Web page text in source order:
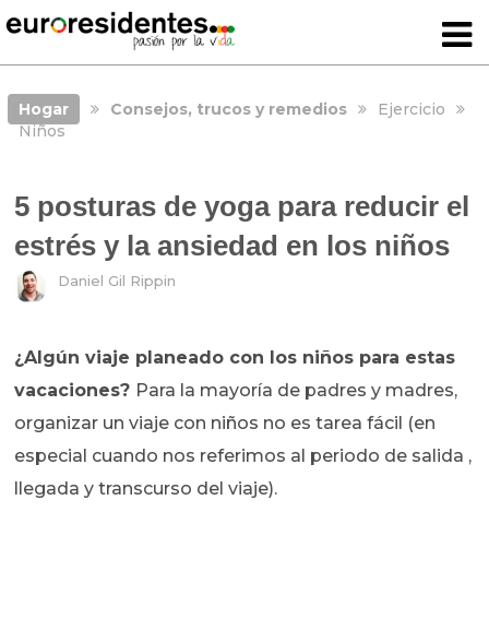
Hogar Consejos, trucos y remedios
Ejercicio
Niños
5 posturas de yoga para reducir el
estrés y la ansiedad en los niños
Daniel Gil Rippin
¿Algún viaje planeado con los niños para estas
vacaciones? Para la mayoría de padres y madres,
organizar un viaje con niños no es tarea fácil (en
especial cuando nos referimos al periodo de salida ,
llegada y transcurso del viaje).